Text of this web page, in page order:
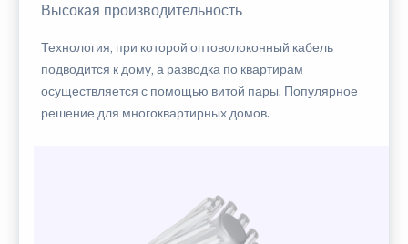
Высокая производительность
Технология, при которой оптоволоконный кабель
подводится к дому, а разводка по квартирам
осуществляется с помощью витой пары. Популярное
решение для многоквартирных домов.